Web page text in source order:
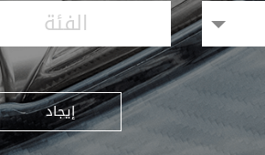
الفئة
إيجاد